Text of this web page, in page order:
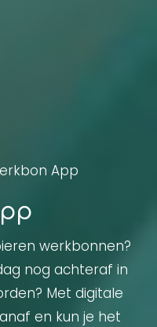
App
werkbonnen?
nog achteraf in
Met digitale
en kun je het